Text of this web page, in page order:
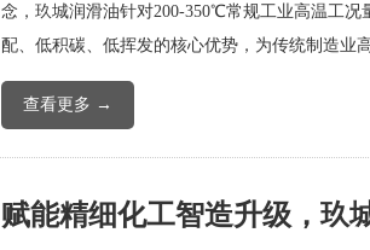
念，玖城润滑油针对200-350℃常规工业高温工况
配、低积碳、低挥发的核心优势，为传统制造业
查看更多 →
赋能精细化工智造升级，玖